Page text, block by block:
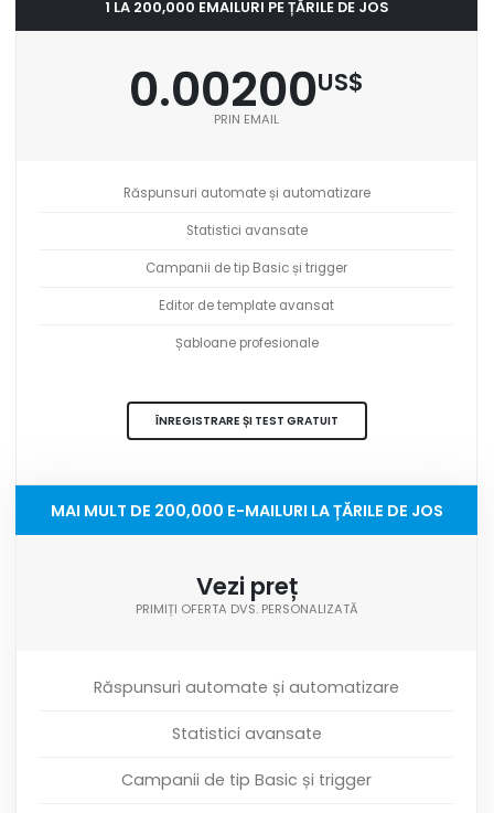
1 LA 200,000 EMAILURI PE ȚĂRILE DE JOS
0.00200US$
PRIN EMAIL
Răspunsuri automate și automatizare
Statistici avansate
Campanii de tip Basic și trigger
Editor de template avansat
Șabloane profesionale
ÎNREGISTRARE ȘI TEST GRATUIT
MAI MULT DE 200,000 E-MAILURI LA ȚĂRILE DE JOS
Vezi preț
PRIMIȚI OFERTA DVS. PERSONALIZATĂ
Răspunsuri automate și automatizare
Statistici avansate
Campanii de tip Basic și trigger